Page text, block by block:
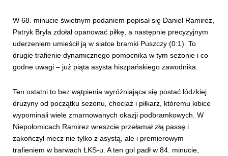
W 68. minucie świetnym podaniem popisał się Daniel Ramirez,
Patryk Bryła zdołał opanować piłkę, a następnie precyzyjnym
uderzeniem umieścił ją w siatce bramki Puszczy (0:1). To
drugie trafienie dynamicznego pomocnika w tym sezonie i co
godne uwagi – już piąta asysta hiszpańskiego zawodnika.
Ten ostatni to bez wątpienia wyróżniająca się postać łódzkiej
drużyny od początku sezonu, chociaż i piłkarz, któremu kibice
wypominali wiele zmarnowanych okazji podbramkowych. W
Niepołomicach Ramirez wreszcie przełamał złą passę i
zakończył mecz nie tylko z asystą, ale i premierowym
trafieniem w barwach ŁKS-u. A ten gol padł w 84. minucie,